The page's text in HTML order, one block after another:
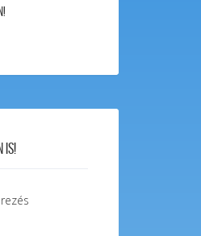
is!